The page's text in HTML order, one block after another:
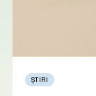
ȘTIRI